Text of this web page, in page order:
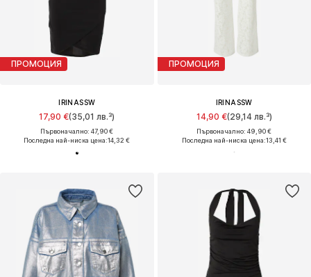
ПРОМОЦИЯ
IRINASSW
17,90 €(35,01 лв.³)
Първоначално: 47,90 €
Последна най-ниска цена:14,32 €
ПРОМОЦИЯ
IRINASSW
14,90 €(29,14 лв.³)
Първоначално: 49,90 €
Последна най-ниска цена:13,41 €